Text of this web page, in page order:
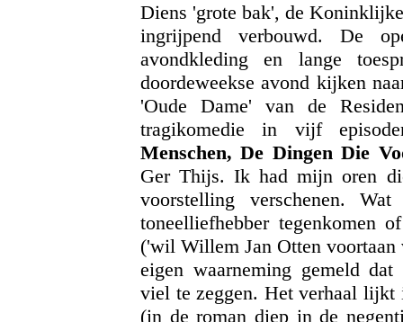
Diens 'grote bak', de
ingrijpend verbouwd. De
avondkleding en lange
doordeweekse avond kijken
'Oude Dame' van de
tragikomedie in vijf
Menschen, De Dingen Die
Ger Thijs. Ik had mijn oren
voorstelling verschenen.
toneelliefhebber tegenkomen
('wil Willem Jan Otten
eigen waarneming gemeld
viel te zeggen. Het verhaal
(in de roman diep in de